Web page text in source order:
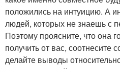
положились на интуицию. А
людей, которых не знаешь с
Поэтому проясните, что она
получить от вас, соотнесите
делайте выводы